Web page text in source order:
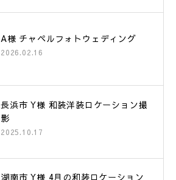
A様 チャペルフォトウェディング
2026.02.16
長浜市 Y様 和装洋装ロケーション撮
影
2025.10.17
湖南市 Y様 4月の和装ロケーション